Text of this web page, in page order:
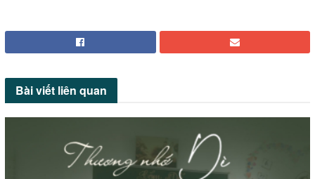
Bài viết liên quan